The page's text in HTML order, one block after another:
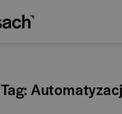
Tag: